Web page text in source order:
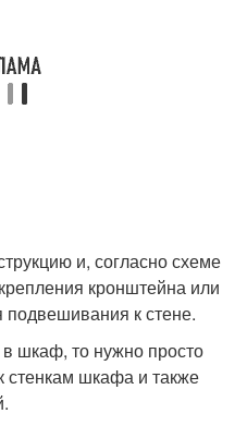
и, согласно схеме
кронштейна или
подвешивания к стене.
шкаф, то нужно просто
стенкам шкафа и также